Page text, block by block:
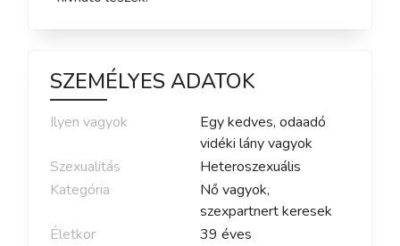
SZEMÉLYES ADATOK
Ilyen vagyok
Egy kedves, odaadó
vidéki lány vagyok
Szexualitás
Heteroszexuális
Kategória
Nő vagyok,
szexpartnert keresek
Életkor
39 éves